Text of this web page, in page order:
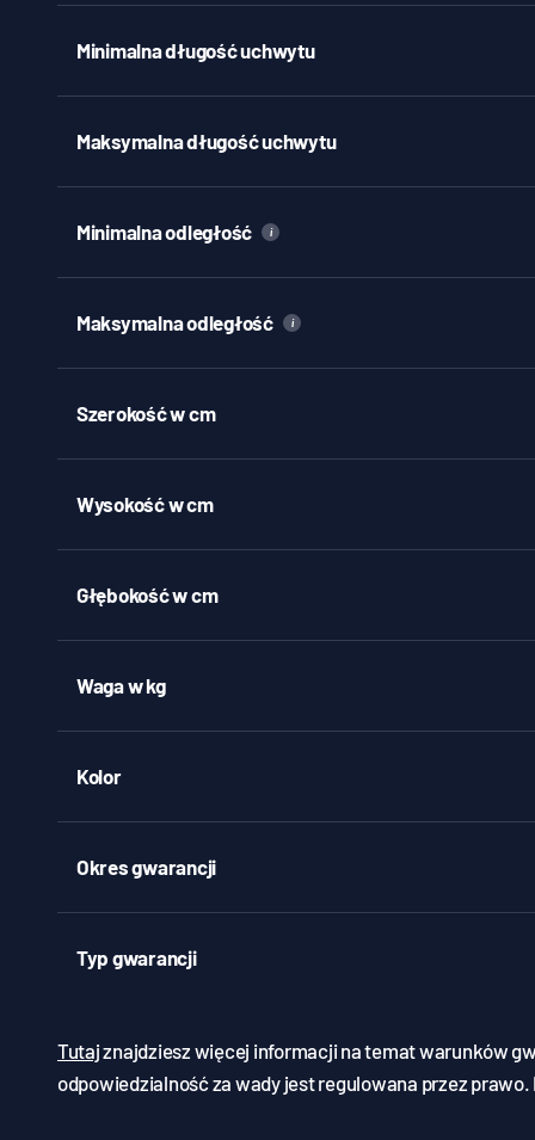
Minimalna długość uchwytu
Maksymalna długość uchwytu
Minimalna odległość i
Maksymalna odległość i
Szerokość w cm
Wysokość w cm
Głębokość w cm
Waga w kg
Kolor
Okres gwarancji
Typ gwarancji
Tutajznajdziesz więcej informacji na temat warunków
odpowiedzialność za wady jest regulowana przez